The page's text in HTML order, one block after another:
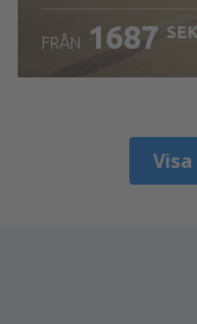
FRÅN 1687 SEK